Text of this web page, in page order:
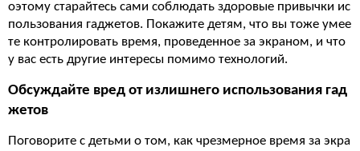
оэтому старайтесь сами соблюдать здоровые привычки ис
пользования гаджетов. Покажите детям, что вы тоже умее
те контролировать время, проведенное за экраном, и что
у вас есть другие интересы помимо технологий.
Обсуждайте вред от излишнего использования гад
жетов
Поговорите с детьми о том, как чрезмерное время за экра